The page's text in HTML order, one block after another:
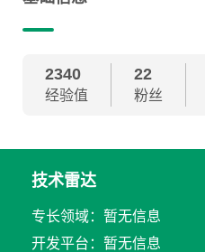
2340
经验值
22
粉丝
技术雷达
专长领域：暂无信息
开发平台：暂无信息